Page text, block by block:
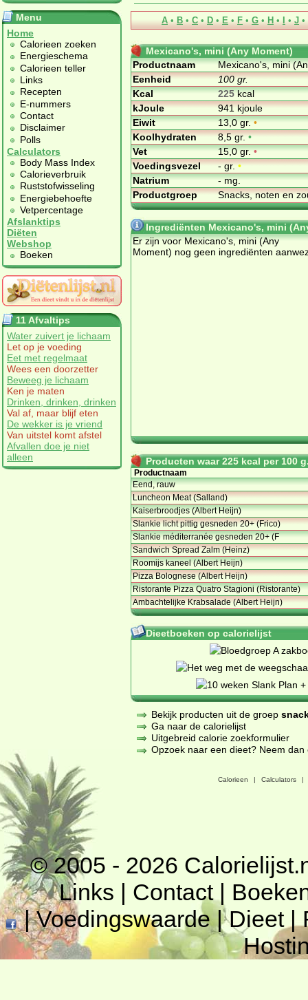
Menu
Home
Calorieen zoeken
Energieschema
Calorieen teller
Links
Recepten
E-nummers
Contact
Disclaimer
Polls
Calculators
Body Mass Index
Calorieverbruik
Ruststofwisseling
Energiebehoefte
Vetpercentage
Afslanktips
Diëten
Webshop
Boeken
11 Afvaltips
Water zuivert je lichaam
Let op je voeding
Eet met regelmaat
Wees een doorzetter
Beweeg je lichaam
Ken je maten
Drinken, drinken, drinken
Val af, maar blijf eten
De wekker is je vriend
Van uitstel komt afstel
Afvallen doe je niet
alleen
A • B • C • D • E • F • G • H • I • J •
Mexicano's, mini (Any Moment)
Productnaam
Mexicano's, mini
Eenheid
100 gr.
Kcal
225kcal
kJoule
941 kjoule
Eiwit
13,0 gr.•
Koolhydraten
8,5 gr.•
Vet
15,0 gr.•
Voedingsvezel
- gr.•
Natrium
- mg.
Productgroep
Snacks, noten en
Ingrediënten Mexicano's, mini
Er zijn voor Mexicano's, mini (Any
Moment) nog geen ingrediënten
Producten waar 225 kcal per 100
Productnaam
Eend, rauw
Luncheon Meat (Salland)
Kaiserbroodjes (Albert Heijn)
Slankie licht pittig gesneden 20+ (Frico)
Slankie méditerranée gesneden 20+ (F
Sandwich Spread Zalm (Heinz)
Roomijs kaneel (Albert Heijn)
Pizza Bolognese (Albert Heijn)
Ristorante Pizza Quatro Stagioni (Ristorante)
Ambachtelijke Krabsalade (Albert Heijn)
Dieetboeken op calorielijst
Bekijk producten uit de groep
Ga naar de calorielijst
Uitgebreid calorie zoekformulier
Opzoek naar een dieet? Neem
Calorieen | Calculators |
© 2005 - 2026
Links | Contact|
|Voedingswaarde|Dieet|